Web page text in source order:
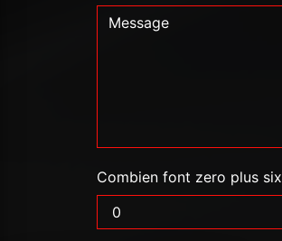
Combien font zero plus six